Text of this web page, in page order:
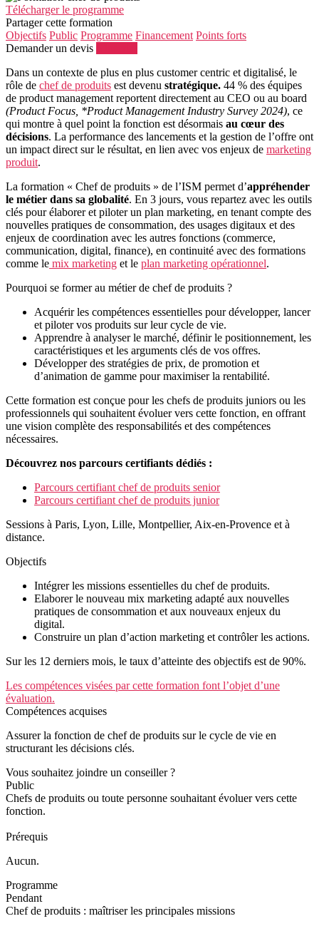
Télécharger le programme
Partager cette formation
Objectifs Public Programme Financement Points forts
Demander un devis
Dans un contexte de plus en plus customer centric et digitalisé, le
rôle de chef de produits est devenu stratégique. 44 % des équipes
de product management reportent directement au CEO ou au board
(Product Focus, *Product Management Industry Survey 2024), ce
qui montre à quel point la fonction est désormais au cœur des
décisions. La performance des lancements et la gestion de l’offre ont
un impact direct sur le résultat, en lien avec vos enjeux de marketing
produit.
La formation « Chef de produits » de l’ISM permet d’appréhender
le métier dans sa globalité. En 3 jours, vous repartez avec les outils
clés pour élaborer et piloter un plan marketing, en tenant compte des
nouvelles pratiques de consommation, des usages digitaux et des
enjeux de coordination avec les autres fonctions (commerce,
communication, digital, finance), en continuité avec des formations
comme le mix marketing et le plan marketing opérationnel.
Pourquoi se former au métier de chef de produits ?
Acquérir les compétences essentielles pour développer, lancer
et piloter vos produits sur leur cycle de vie.
Apprendre à analyser le marché, définir le positionnement, les
caractéristiques et les arguments clés de vos offres.
Développer des stratégies de prix, de promotion et
d’animation de gamme pour maximiser la rentabilité.
Cette formation est conçue pour les chefs de produits juniors ou les
professionnels qui souhaitent évoluer vers cette fonction, en offrant
une vision complète des responsabilités et des compétences
nécessaires.
Découvrez nos parcours certifiants dédiés :
Parcours certifiant chef de produits senior
Parcours certifiant chef de produits junior
Sessions à Paris, Lyon, Lille, Montpellier, Aix-en-Provence et à
distance.
Objectifs
Intégrer les missions essentielles du chef de produits.
Elaborer le nouveau mix marketing adapté aux nouvelles
pratiques de consommation et aux nouveaux enjeux du
digital.
Construire un plan d’action marketing et contrôler les actions.
Sur les 12 derniers mois, le taux d’atteinte des objectifs est de 90%.
Les compétences visées par cette formation font l’objet d’une
évaluation.
Compétences acquises
Assurer la fonction de chef de produits sur le cycle de vie en
structurant les décisions clés.
Vous souhaitez joindre un conseiller ?
Public
Chefs de produits ou toute personne souhaitant évoluer vers cette
fonction.
Prérequis
Aucun.
Programme
Pendant
Chef de produits : maîtriser les principales missions